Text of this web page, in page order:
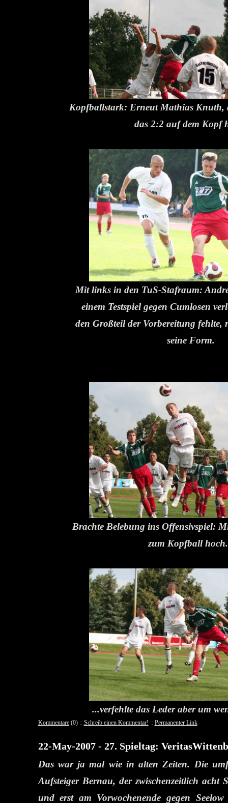
Kopfballstark: Erneut Mathias Knuth,
das 2:2 auf dem Kopf
Mit links in den TuS-Stafraum:
einem Testspiel gegen Cumlosen
den Großteil der Vorbereitung fehlte,
seine Form.
Brachte Belebung ins Offensivspiel:
zum Kopfball
...verfehlte das Leder aber um
Kommentare(0) :: Schreib einen Kommentar! :: Permanenter Link
22-May-2007 - 27. Spieltag:
Das war ja mal wie in alten Zeiten. Die
Aufsteiger Bernau, der zwischenzeitlich acht
und erst am Vorwochenende gegen